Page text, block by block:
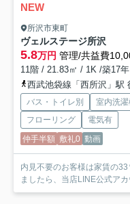
NEW
所沢市東町
ヴェルステージ所沢
5.8万円 管理/共益費
11階 / 21.83㎡ / 1K /築17年
西武池袋線「西所沢」駅
バス・トイレ別 室内洗
フローリング
電気有
仲手半額 敷礼0 動画
内見不要のお客様は家賃の33％（消費税込
ましたら、当店LINE公式ア